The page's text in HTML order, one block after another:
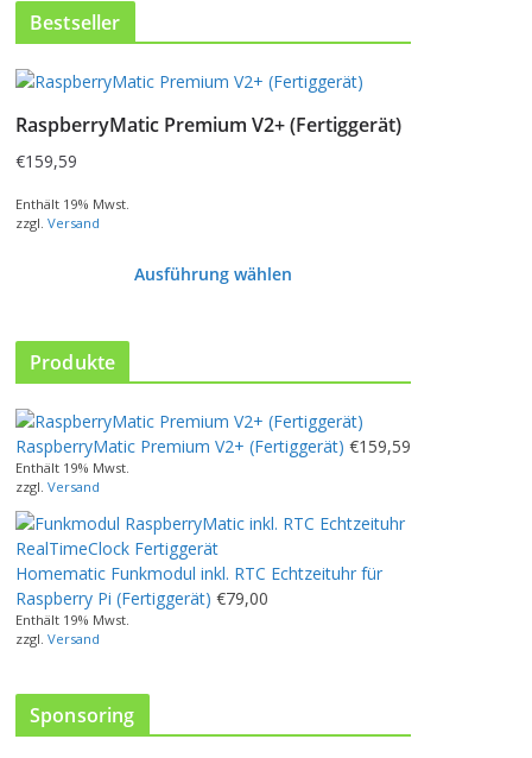
Bestseller
RaspberryMatic Premium V2+ (Fertiggerät)
€159,59
Enthält 19% Mwst.
zzgl. Versand
Ausführung wählen
s
e
s
P
r
o
d
u
k
t
w
t
Produkte
RaspberryMatic Premium V2+ (Fertiggerät) €159,59
Enthält 19% Mwst.
zzgl. Versand
Homematic Funkmodul inkl. RTC Echtzeituhr für
Raspberry Pi (Fertiggerät) €79,00
Enthält 19% Mwst.
zzgl. Versand
Sponsoring